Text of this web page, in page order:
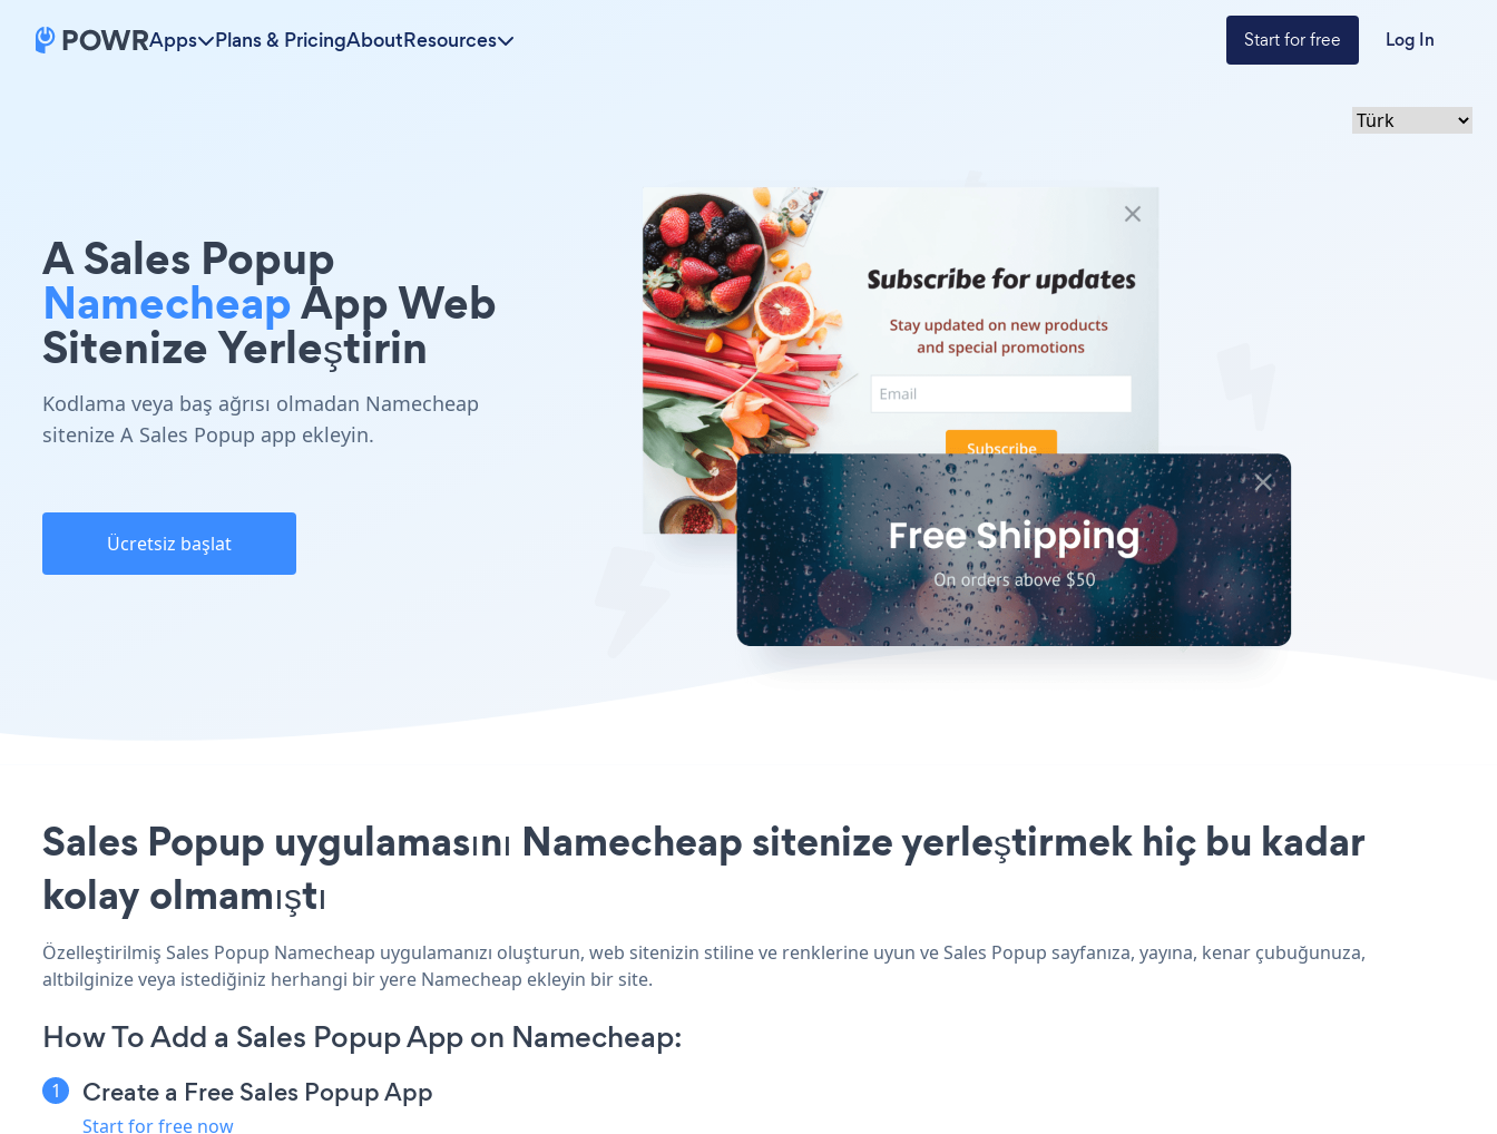
Apps Plans & PricingAboutResources Start for free Log In
A Sales Popup
NamecheapApp Web
Sitenize Yerleştirin
Kodlama veya baş ağrısı olmadan Namecheap
sitenize A Sales Popup app ekleyin.
Ücretsiz başlat
Sales Popup uygulamasını Namecheap sitenize yerleştirmek hiç bu kadar
kolay olmamıştı
Özelleştirilmiş Sales Popup Namecheap uygulamanızı oluşturun, web sitenizin stiline ve renklerine uyun ve Sales Popup sayfanıza, yayına, kenar çubuğunuza,
altbilginize veya istediğiniz herhangi bir yere Namecheap ekleyin bir site.
How To Add a Sales Popup App on Namecheap:
Create a Free Sales Popup App
Start for free now